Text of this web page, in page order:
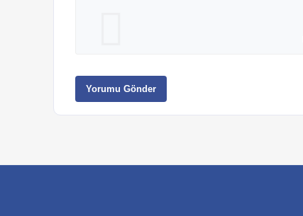
Yorumu Gönder